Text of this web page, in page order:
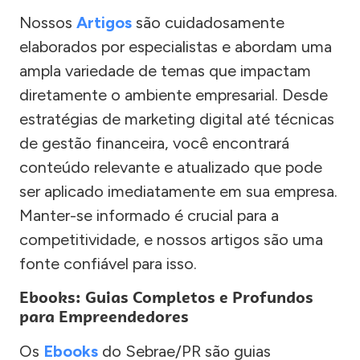
Nossos Artigos são cuidadosamente
elaborados por especialistas e abordam uma
ampla variedade de temas que impactam
diretamente o ambiente empresarial. Desde
estratégias de marketing digital até técnicas
de gestão financeira, você encontrará
conteúdo relevante e atualizado que pode
ser aplicado imediatamente em sua empresa.
Manter-se informado é crucial para a
competitividade, e nossos artigos são uma
fonte confiável para isso.
Ebooks: Guias Completos e Profundos
para Empreendedores
Os Ebooks do Sebrae/PR são guias